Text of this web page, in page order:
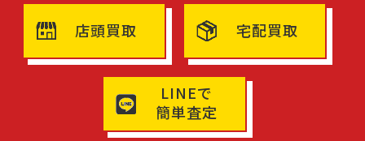
店頭買取 宅配買取
LINEで
簡単査定